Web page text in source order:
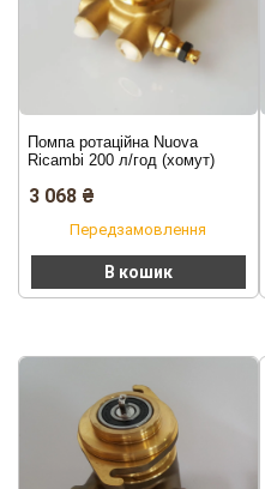
Помпа ротаційна Nuova
Ricambi 200 л/год (хомут)
3 068 ₴
Передзамовлення
В кошик